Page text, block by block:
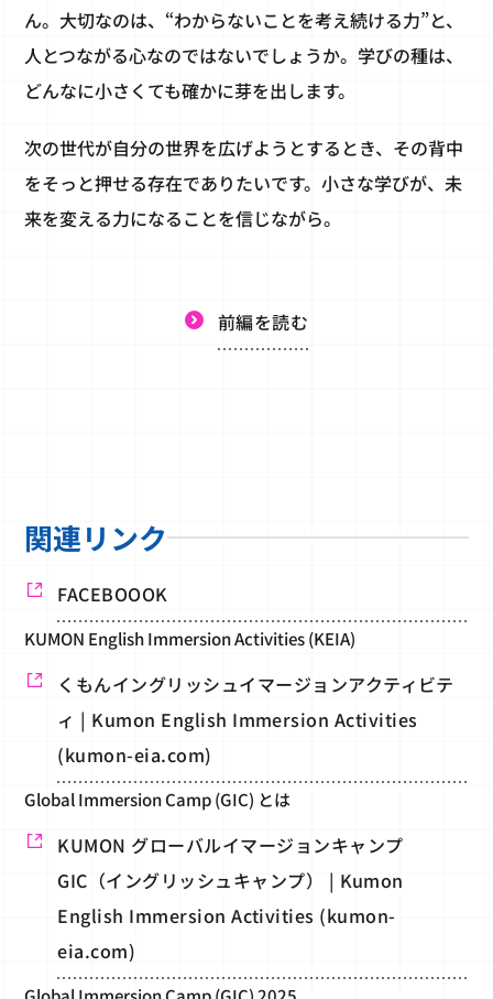
ん。大切なのは、“わからないことを考え続ける力”と、
人とつながる心なのではないでしょうか。学びの種は、
どんなに小さくても確かに芽を出します。
次の世代が自分の世界を広げようとするとき、その背中
をそっと押せる存在でありたいです。小さな学びが、未
来を変える力になることを信じながら。
前編を読む
関連リンク
FACEBOOOK
KUMON English Immersion Activities (KEIA)
くもんイングリッシュイマージョンアクティビテ
ィ | Kumon English Immersion Activities
(kumon-eia.com)
Global Immersion Camp (GIC) とは
KUMON グローバルイマージョンキャンプ
GIC（イングリッシュキャンプ） | Kumon
English Immersion Activities (kumon-
eia.com)